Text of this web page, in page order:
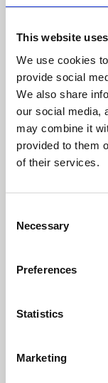
This website
We use cookies
provide social
We also share
our social media,
may combine it
provided to them
of their services.
Selection
Necessary
Preferences
Statistics
Marketing
Dati del
Data di
Data di